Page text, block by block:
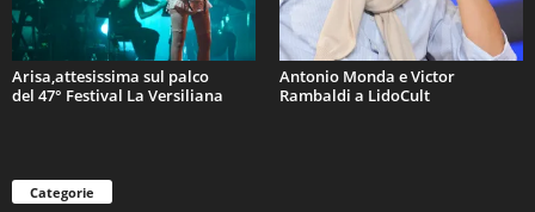
Arisa,attesissima sul palco
del 47° Festival La Versiliana
Antonio Monda e Victor
Rambaldi a LidoCult
Categorie